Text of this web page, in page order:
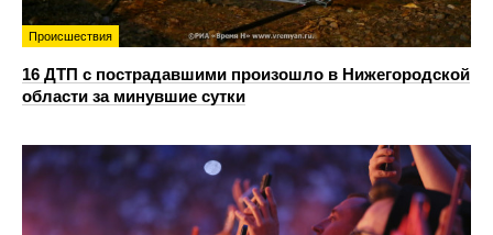
Происшествия
16 ДТП с пострадавшими произошло в Нижегородской
области за минувшие сутки